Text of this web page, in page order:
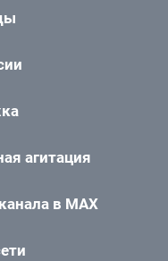
агитация
в MAX